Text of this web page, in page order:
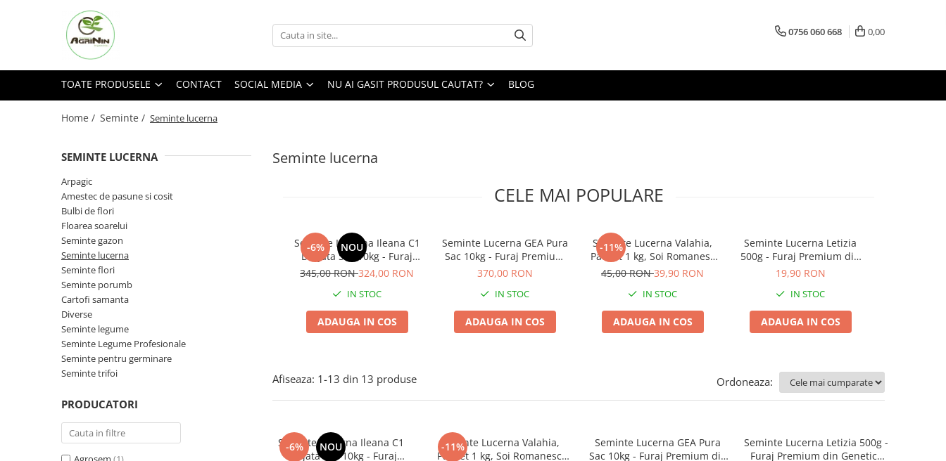
Toate Produsele
Amestec de pasune si cosit
Floarea soarelui
Seminte gazon
Seminte lucerna
Seminte flori
Seminte porumb
Seminte Porumb
Semnte porumb zaharat
Cartofi samanta
Seminte legume
Seminte ardei
Seminte broccoli
Seminte castraveti
Social media
Nu ai gasit produsul cautat?
0756 060 668 0,00
TOATE PRODUSELE CONTACT SOCIAL MEDIA NU AI GASIT PRODUSUL CAUTAT? BLOG
Home / Seminte / Seminte lucerna
Seminte lucerna
SEMINTE LUCERNA
Arpagic
Amestec de pasune si cosit
Bulbi de flori
Floarea soarelui
Seminte gazon
Seminte lucerna
Seminte flori
Seminte porumb
Cartofi samanta
Diverse
Seminte legume
Seminte Legume Profesionale
Seminte pentru germinare
Seminte trifoi
PRODUCATORI
CELE MAI POPULARE
-6% NOU
Seminte Lucerna Ileana C1
Drajata Sac 10kg - Furaj
Premium de Inalta
345,00 RON324,00 RON
IN STOC
ADAUGA IN COS
Seminte Lucerna GEA Pura
Sac 10kg - Furaj Premium
din Genetica Italiana de
370,00 RON
IN STOC
ADAUGA IN COS
-11%
Seminte Lucerna Valahia,
Pachet 1 kg, Soi Romanesc
Rezistent la Seceta, 4Agro
45,00 RON39,90 RON
IN STOC
ADAUGA IN COS
Seminte Lucerna Letizia
500g - Furaj Premium din
Genetica Italiana pentru
19,90 RON
IN STOC
ADAUGA IN COS
Afiseaza: 1-13 din 13 produse Ordoneaza:
-6% NOU
Seminte Lucerna Ileana C1
Drajata Sac 10kg - Furaj
-11%
Seminte Lucerna Valahia,
Pachet 1 kg, Soi Romanesc
Seminte Lucerna GEA Pura
Sac 10kg - Furaj Premium din
Seminte Lucerna Letizia 500g -
Furaj Premium din Genetica